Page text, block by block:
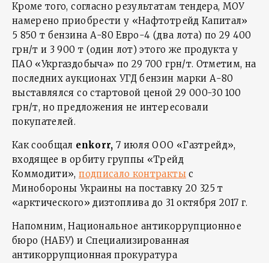
Кроме того, согласно результатам тендера, МОУ
намерено приобрести у «Нафтотрейд Капитал»
5 850 т бензина А-80 Евро-4 (два лота) по 29 400
грн/т и 3 900 т (один лот) этого же продукта у
ПАО «Укргаздобыча» по 29 700 грн/т. Отметим, на
последних аукционах УГД бензин марки А-80
выставлялся со стартовой ценой 29 000-30 100
грн/т, но предложения не интересовали
покупателей.
Как сообщал enkorr,7 июля ООО «Газтрейд»,
входящее в орбиту группы «Трейд
Коммодити»,подписало контрактыс
Минобороны Украины на поставку 20 325 т
«арктического» дизтоплива до 31 октября 2017 г.
Напомним, Национальное антикоррупционное
бюро (НАБУ) и Специализированная
антикоррупционная прокуратура